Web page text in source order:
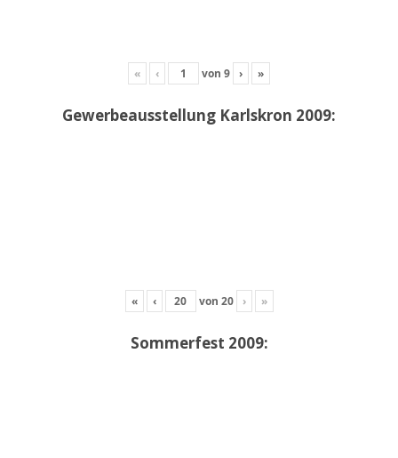
« ‹ von 9 › »
Gewerbeausstellung Karlskron 2009:
« ‹ von 20 › »
Sommerfest 2009: